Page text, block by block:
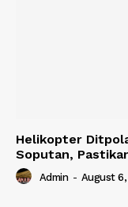
Helikopter
Soputan,
Admin - August